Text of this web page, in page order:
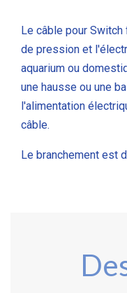
Le câble pour
de pression et
aquarium ou
une hausse ou une
l'alimentation
câble.
Le branchement est